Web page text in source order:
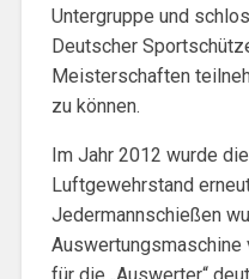
Untergruppe und
Deutscher
Meisterschaften
zu können.
Im Jahr 2012 wurde
Luftgewehrstand
Jedermannschießen